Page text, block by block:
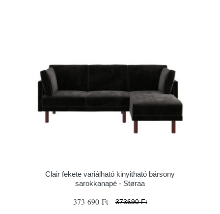
Clair fekete variálható kinyitható bársony
sarokkanapé - Støraa
373 690 Ft 373690 Ft